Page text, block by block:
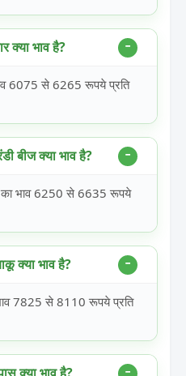
क्या भाव है?
6075 से 6265 रूपये प्रति
बीज क्या भाव है?
भाव 6250 से 6635 रूपये
क्या भाव है?
7825 से 8110 रूपये प्रति